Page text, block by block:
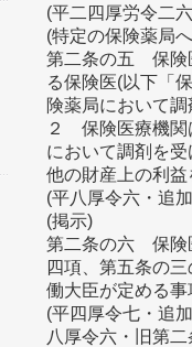
(平二四厚労令二
(特定の保険薬局
第二条の五 保険
る保険医(以下「
険薬局において
２ 保険医療機関
において調剤を
他の財産上の利益
(平八厚令六・追
(掲示)
第二条の六 保険
四項、第五条の
働大臣が定める事
(平四厚令七・追
八厚令六・旧第